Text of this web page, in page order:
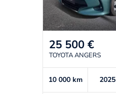
25 500 €
TOYOTA ANGERS
10 000 km 2025